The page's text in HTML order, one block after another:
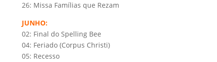
26: Missa Famílias que Rezam
JUNHO:
02: Final do Spelling Bee
04: Feriado (Corpus Christi)
05: Recesso